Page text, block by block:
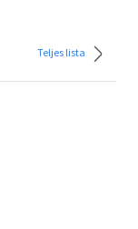
Teljes lista